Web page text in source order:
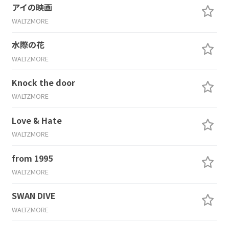
アイの映画
WALTZMORE
水際の花
WALTZMORE
Knock the door
WALTZMORE
Love & Hate
WALTZMORE
from 1995
WALTZMORE
SWAN DIVE
WALTZMORE